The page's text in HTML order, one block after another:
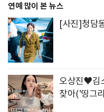
연예 많이 본 뉴스
[사진]청담
오상진♥김
찾아('띵그